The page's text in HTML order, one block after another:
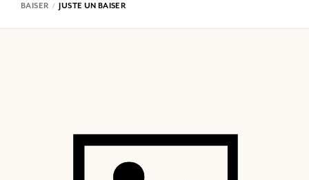
BAISER
JUSTE UN BAISER